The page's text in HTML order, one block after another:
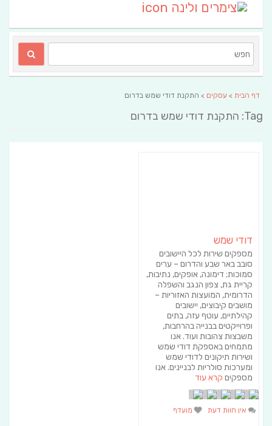
דף הבית > עסקים > התקנת דודי שמש בדרום
Tag: התקנת דודי שמש בדרום
דודי שמש
מספקים שירות לכל היישובים
סובב באר שבע והדרום – ערים
סמוכות; דימונה, אופקים, נתיבות,
קריית גת, צפון הנגב והשפלה
הדרומית, המועצות האזוריות –
מושבים קיבוצים, יישובים
קהילתיים, עוטף עזה, בתים
ופרוייקטים בבנייה בהרחבות,
משבצות צהובות ועוד. אנו
מתמחים באספקת דודי שמש
ושירות תיקונים לדודי שמש
ומערכות סולריות לבניינים. אנו
מספקים קרא עוד
אין חוות דעת מועדף